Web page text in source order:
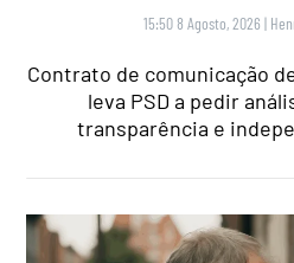
15:50 8 Agosto, 2026 |
Contrato de comunicação
leva PSD a pedir
transparência e